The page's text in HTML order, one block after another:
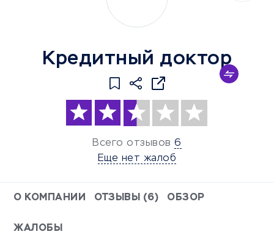
Кредитный доктор
Всего отзывов 6
Еще нет жалоб
О КОМПАНИИ ОТЗЫВЫ (6) ОБЗОР
ЖАЛОБЫ